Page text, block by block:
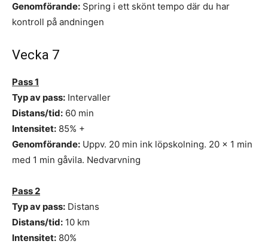
Genomförande: Spring i ett skönt tempo där du har
kontroll på andningen
Vecka 7
Pass 1
Typ av pass: Intervaller
Distans/tid: 60 min
Intensitet: 85% +
Genomförande: Uppv. 20 min ink löpskolning. 20 x 1 min
med 1 min gåvila. Nedvarvning
Pass 2
Typ av pass: Distans
Distans/tid: 10 km
Intensitet: 80%